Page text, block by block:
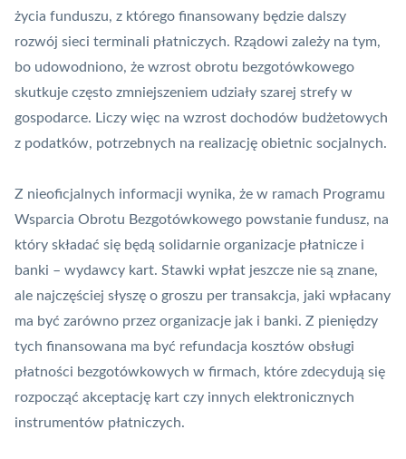
życia funduszu, z którego finansowany będzie dalszy
rozwój sieci terminali płatniczych. Rządowi zależy na tym,
bo udowodniono, że wzrost obrotu bezgotówkowego
skutkuje często zmniejszeniem udziały szarej strefy w
gospodarce. Liczy więc na wzrost dochodów budżetowych
z podatków, potrzebnych na realizację obietnic socjalnych.
Z nieoficjalnych informacji wynika, że w ramach Programu
Wsparcia Obrotu Bezgotówkowego powstanie fundusz, na
który składać się będą solidarnie organizacje płatnicze i
banki – wydawcy kart. Stawki wpłat jeszcze nie są znane,
ale najczęściej słyszę o groszu per transakcja, jaki wpłacany
ma być zarówno przez organizacje jak i banki. Z pieniędzy
tych finansowana ma być refundacja kosztów obsługi
płatności bezgotówkowych w firmach, które zdecydują się
rozpocząć akceptację kart czy innych elektronicznych
instrumentów płatniczych.